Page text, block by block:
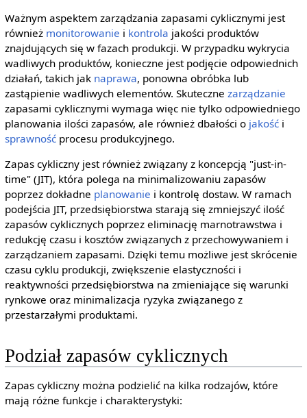
Ważnym aspektem zarządzania zapasami cyklicznymi jest
również monitorowanie i kontrola jakości produktów
znajdujących się w fazach produkcji. W przypadku wykrycia
wadliwych produktów, konieczne jest podjęcie odpowiednich
działań, takich jak naprawa, ponowna obróbka lub
zastąpienie wadliwych elementów. Skuteczne zarządzanie
zapasami cyklicznymi wymaga więc nie tylko odpowiedniego
planowania ilości zapasów, ale również dbałości o jakośći
sprawnośćprocesu produkcyjnego.
Zapas cykliczny jest również związany z koncepcją "just-in-
time" (JIT), która polega na minimalizowaniu zapasów
poprzez dokładne planowanie i kontrolę dostaw. W ramach
podejścia JIT, przedsiębiorstwa starają się zmniejszyć ilość
zapasów cyklicznych poprzez eliminację marnotrawstwa i
redukcję czasu i kosztów związanych z przechowywaniem i
zarządzaniem zapasami. Dzięki temu możliwe jest skrócenie
czasu cyklu produkcji, zwiększenie elastyczności i
reaktywności przedsiębiorstwa na zmieniające się warunki
rynkowe oraz minimalizacja ryzyka związanego z
przestarzałymi produktami.
Podział zapasów cyklicznych
Zapas cykliczny można podzielić na kilka rodzajów, które
mają różne funkcje i charakterystyki: